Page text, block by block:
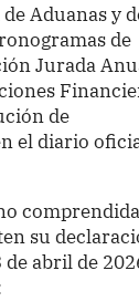
Aduanas y
de
Jurada
de
el diario
su
abril de